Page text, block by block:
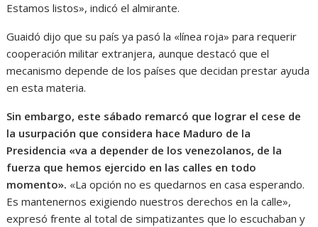
Estamos listos», indicó el almirante.
Guaidó dijo que su país ya pasó la «línea roja» para requerir
cooperación militar extranjera, aunque destacó que el
mecanismo depende de los países que decidan prestar ayuda
en esta materia.
Sin embargo, este sábado remarcó que lograr el cese de
la usurpación que considera hace Maduro de la
Presidencia «va a depender de los venezolanos, de la
fuerza que hemos ejercido en las calles en todo
momento». «La opción no es quedarnos en casa esperando.
Es mantenernos exigiendo nuestros derechos en la calle»,
expresó frente al total de simpatizantes que lo escuchaban y